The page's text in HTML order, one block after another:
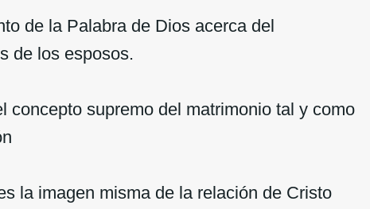
de la Palabra de Dios acerca del
de los esposos.
concepto supremo del matrimonio tal y como
la imagen misma de la relación de Cristo